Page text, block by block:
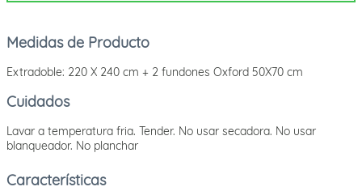
Medidas de Producto
Extradoble: 220 X 240 cm + 2 fundones Oxford 50X70 cm
Cuidados
Lavar a temperatura fria. Tender. No usar secadora. No usar
blanqueador. No planchar